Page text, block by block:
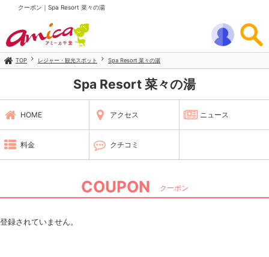
クーポン｜Spa Resort 菜々の湯
TOP レジャー・観光スポット Spa Resort 菜々の湯
Spa Resort 菜々の湯
HOME アクセス ニュース
料金 クチコミ
COUPON クーポン
登録されていません。